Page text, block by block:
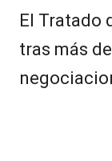
El Tratado
tras más